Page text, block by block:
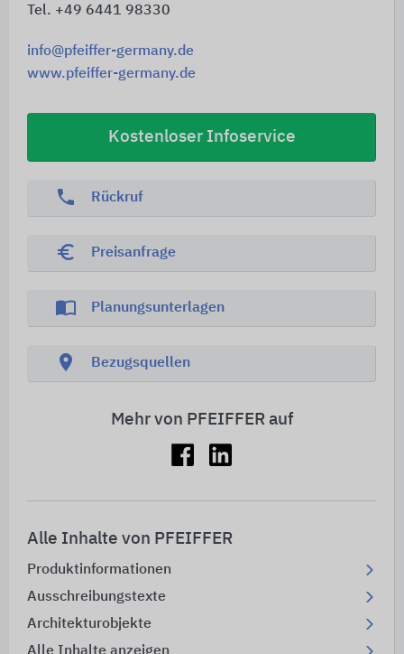
Tel. +49 6441 98330
info@pfeiffer-germany.de
www.pfeiffer-germany.de
Kostenloser Infoservice
phone Rückruf
euro_symbol Preisanfrage
import_contacts Planungsunterlagen
location_on Bezugsquellen
Mehr von PFEIFFER auf
Alle Inhalte von PFEIFFER
Produktinformationen
Ausschreibungstexte
Architekturobjekte